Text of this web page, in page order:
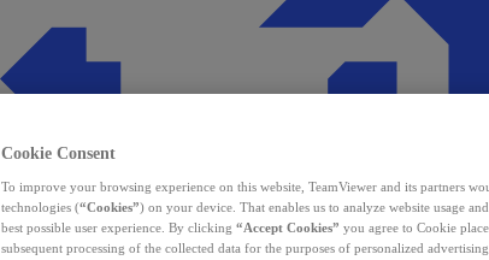
Cookie Consent
To improve your browsing experience on this website, TeamViewer and its partners
technologies (“Cookies”) on your device. That enables us to analyze website usage
best possible user experience. By clicking “Accept Cookies” you agree to Cookie
subsequent processing of the collected data for the purposes of personalized